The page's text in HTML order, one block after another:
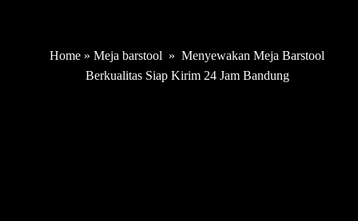
Home » Meja barstool » Menyewakan Meja Barstool
Berkualitas Siap Kirim 24 Jam Bandung